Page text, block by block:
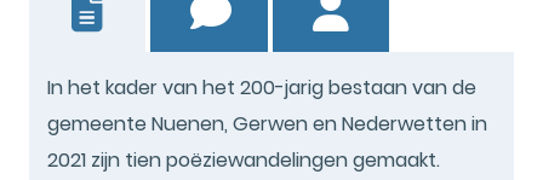
In het kader van het 200-jarig bestaan van de
gemeente Nuenen, Gerwen en Nederwetten in
2021 zijn tien poëziewandelingen gemaakt.